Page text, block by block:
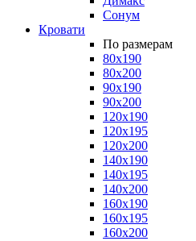
Сонум
Кровати
По размерам
80x190
80x200
90x190
90x200
120x190
120x195
120x200
140x190
140x195
140x200
160x190
160x195
160x200